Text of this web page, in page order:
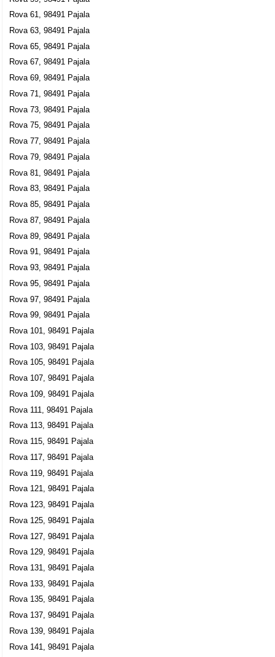
Rova 61, 98491 Pajala
Rova 63, 98491 Pajala
Rova 65, 98491 Pajala
Rova 67, 98491 Pajala
Rova 69, 98491 Pajala
Rova 71, 98491 Pajala
Rova 73, 98491 Pajala
Rova 75, 98491 Pajala
Rova 77, 98491 Pajala
Rova 79, 98491 Pajala
Rova 81, 98491 Pajala
Rova 83, 98491 Pajala
Rova 85, 98491 Pajala
Rova 87, 98491 Pajala
Rova 89, 98491 Pajala
Rova 91, 98491 Pajala
Rova 93, 98491 Pajala
Rova 95, 98491 Pajala
Rova 97, 98491 Pajala
Rova 99, 98491 Pajala
Rova 101, 98491 Pajala
Rova 103, 98491 Pajala
Rova 105, 98491 Pajala
Rova 107, 98491 Pajala
Rova 109, 98491 Pajala
Rova 111, 98491 Pajala
Rova 113, 98491 Pajala
Rova 115, 98491 Pajala
Rova 117, 98491 Pajala
Rova 119, 98491 Pajala
Rova 121, 98491 Pajala
Rova 123, 98491 Pajala
Rova 125, 98491 Pajala
Rova 127, 98491 Pajala
Rova 129, 98491 Pajala
Rova 131, 98491 Pajala
Rova 133, 98491 Pajala
Rova 135, 98491 Pajala
Rova 137, 98491 Pajala
Rova 139, 98491 Pajala
Rova 141, 98491 Pajala